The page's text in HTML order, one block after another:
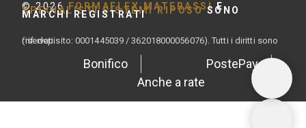
©2026 FORMAFLEX MATERASSIE
SPECIALISTI SISTEMI RIPOSOSONO
MARCHI REGISTRATI
(rif. depisito: 0001445039 / 362018000056076). Tutti i diritti sono riservati.
Bonifico
PostePay
Anche a rate